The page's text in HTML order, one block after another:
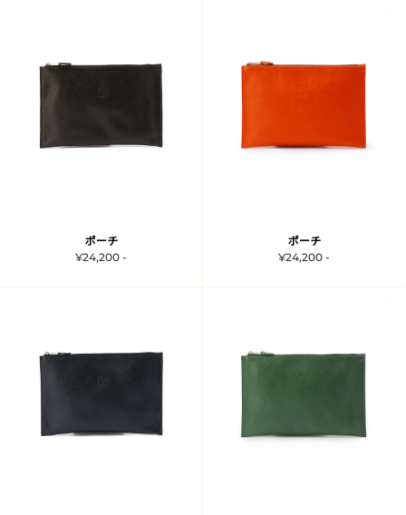
ポーチ
¥24,200 -
ポーチ
¥24,200 -